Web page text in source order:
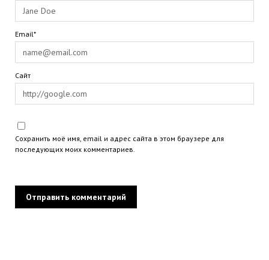
Email*
Сайт
Сохранить моё имя, email и адрес сайта в этом браузере для
последующих моих комментариев.